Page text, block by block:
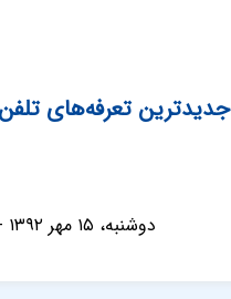
جدیدترین تعرفه‌های
دوشنبه، ۱۵ مهر ۱۳۹۲ - ۱۳:۲۰:۰۴